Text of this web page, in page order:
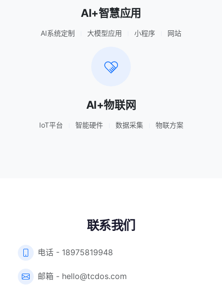
AI+智慧应用
AI系统定制 大模型应用 小程序 网站
AI+物联网
IoT平台 智能硬件 数据采集 物联方案
联系我们
电话 - 18975819948
邮箱 - hello@tcdos.com